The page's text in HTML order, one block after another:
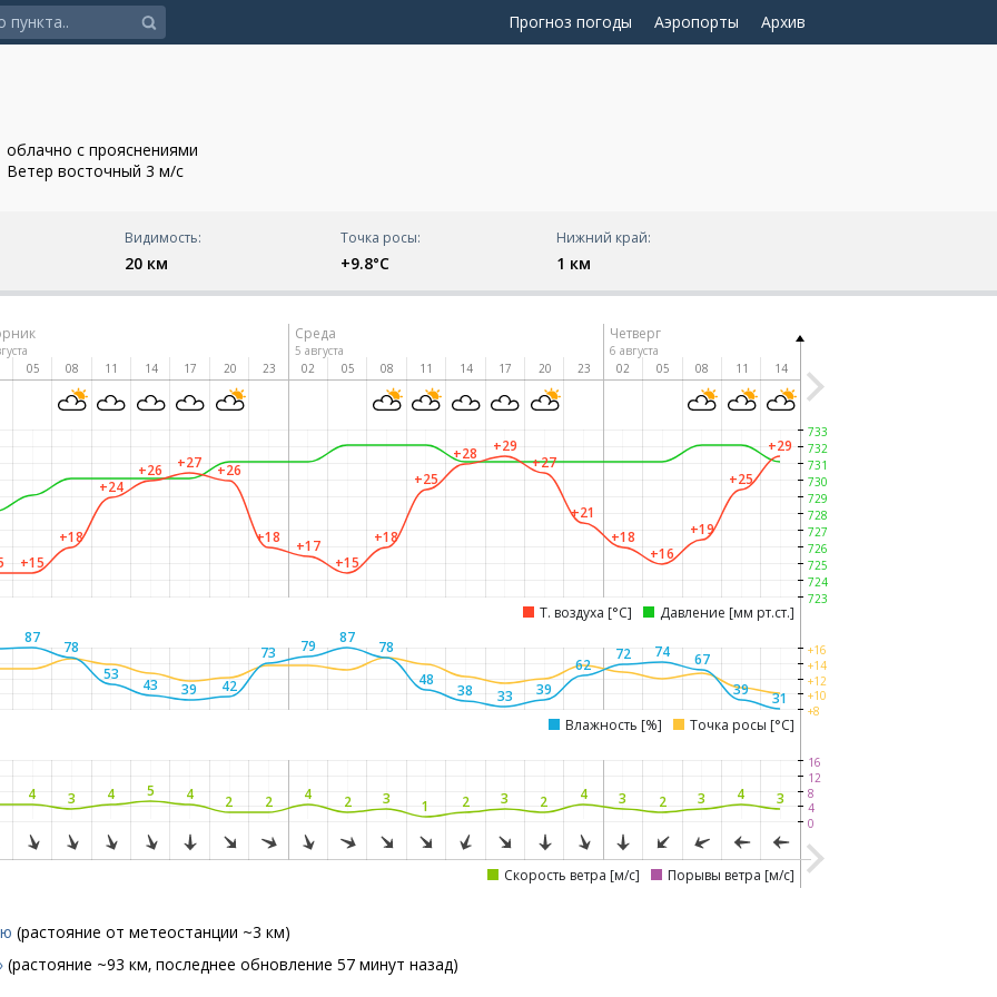
Прогноз погоды Аэропорты Архив
облачно с прояснениями
Ветер восточный 3 м/с
Видимость:
20 км
Точка росы:
+9.8°C
Нижний край:
1 км
05 08 11 14 17 20 23
Среда
5 августа
02
05 08 11 14 17 20 23
Четверг
6 августа
02
05 08 11 14
+15
+18
+24
+26 +27 +26
+18
+17
+15
+18
+25
+28
+29
+27
+21
+18
+16
+19
+25
+29
87
78
53
43 39 42
73 79 87
78
48
38 33 39
62
72 74
67
39
31
4 3 4 5 4 2 2 4 2 3 1 2 3 2 4 3 2 3 4 3
733
732
731
730
729
728
727
726
725
724
723
Давление [мм рт.ст.]
Т. воздуха [°C]
+16
+14
+12
+10
+8
Точка росы [°C]
Влажность [%]
16
12
8
4
0
Порывы ветра [м/с]
Скорость ветра [м/с]
(растояние от метеостанции ~3 км)
(растояние ~93 км, последнее обновление 57 минут назад)